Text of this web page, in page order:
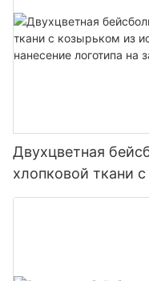
Двухцветная
хлопковой ткани
искусственной